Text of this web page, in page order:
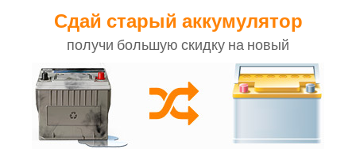
Сдай старый аккумулятор
получи большую скидку на новый